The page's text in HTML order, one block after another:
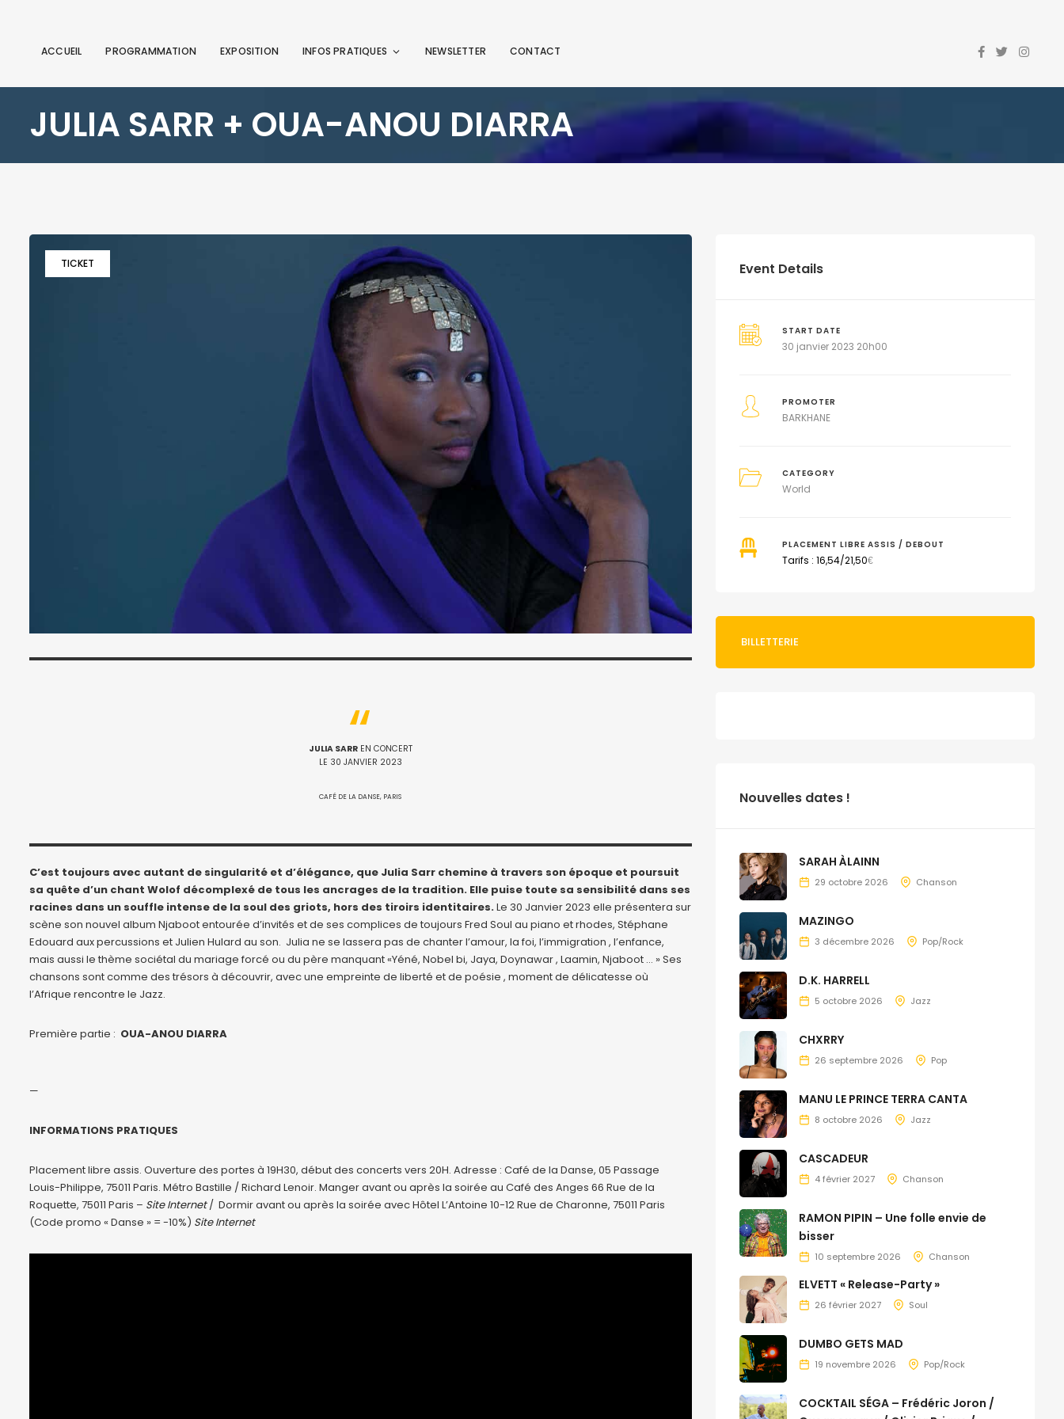
ACCUEIL PROGRAMMATION EXPOSITION INFOS PRATIQUES NEWSLETTER CONTACT
JULIA SARR + OUA-ANOU DIARRA
TICKET
JULIA SARREN CONCERT
LE 30 JANVIER 2023
CAFÉ DE LA DANSE, PARIS
C’est toujours avec autant de singularité et d’élégance, que Julia Sarr chemine à travers son époque et poursuit
sa quête d’un chant Wolof décomplexé de tous les ancrages de la tradition. Elle puise toute sa sensibilité dans ses
racines dans un souffle intense de la soul des griots, hors des tiroirs identitaires.Le 30 Janvier 2023 elle présentera sur
scène son nouvel album Njaboot entourée d’invités et de ses complices de toujours Fred Soul au piano et rhodes, Stéphane
Edouard aux percussions et Julien Hulard au son. Julia ne se lassera pas de chanter l’amour, la foi, l’immigration , l’enfance,
mais aussi le thème sociétal du mariage forcé ou du père manquant «Yéné, Nobel bi, Jaya, Doynawar , Laamin, Njaboot … » Ses
chansons sont comme des trésors à découvrir, avec une empreinte de liberté et de poésie , moment de délicatesse où
l’Afrique rencontre le Jazz.
Première partie : OUA-ANOU DIARRA
—
INFORMATIONS PRATIQUES
Placement libre assis. Ouverture des portes à 19H30, début des concerts vers 20H. Adresse : Café de la Danse, 05 Passage
Louis-Philippe, 75011 Paris. Métro Bastille / Richard Lenoir. Manger avant ou après la soirée au Café des Anges 66 Rue de la
Roquette, 75011 Paris – Site Internet/ Dormir avant ou après la soirée avec Hôtel L’Antoine 10-12 Rue de Charonne, 75011 Paris
(Code promo « Danse » = -10%) Site Internet
Event Details
START DATE
30 janvier 2023 20h00
PROMOTER
BARKHANE
CATEGORY
World
PLACEMENT LIBRE ASSIS / DEBOUT
Tarifs : 16,54/21,50€
BILLETTERIE
Nouvelles dates !
SARAH ÀLAINN
29 octobre 2026 Chanson
MAZINGO
3 décembre 2026 Pop/Rock
D.K. HARRELL
5 octobre 2026 Jazz
CHXRRY
26 septembre 2026 Pop
MANU LE PRINCE TERRA CANTA
8 octobre 2026 Jazz
CASCADEUR
4 février 2027 Chanson
RAMON PIPIN – Une folle envie de
bisser
10 septembre 2026 Chanson
ELVETT « Release-Party »
26 février 2027 Soul
DUMBO GETS MAD
19 novembre 2026 Pop/Rock
COCKTAIL SÉGA – Frédéric Joron /